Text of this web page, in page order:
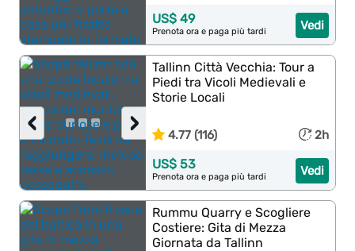
Vedi
US$ 49
Prenota ora e paga più tardi
›
‹
Tallinn Città Vecchia: Tour a
Piedi tra Vicoli Medievali e
Storie Locali
4.77 (116) 2h
Vedi
US$ 53
Prenota ora e paga più tardi
Rummu Quarry e Scogliere
Costiere: Gita di Mezza
Giornata da Tallinn